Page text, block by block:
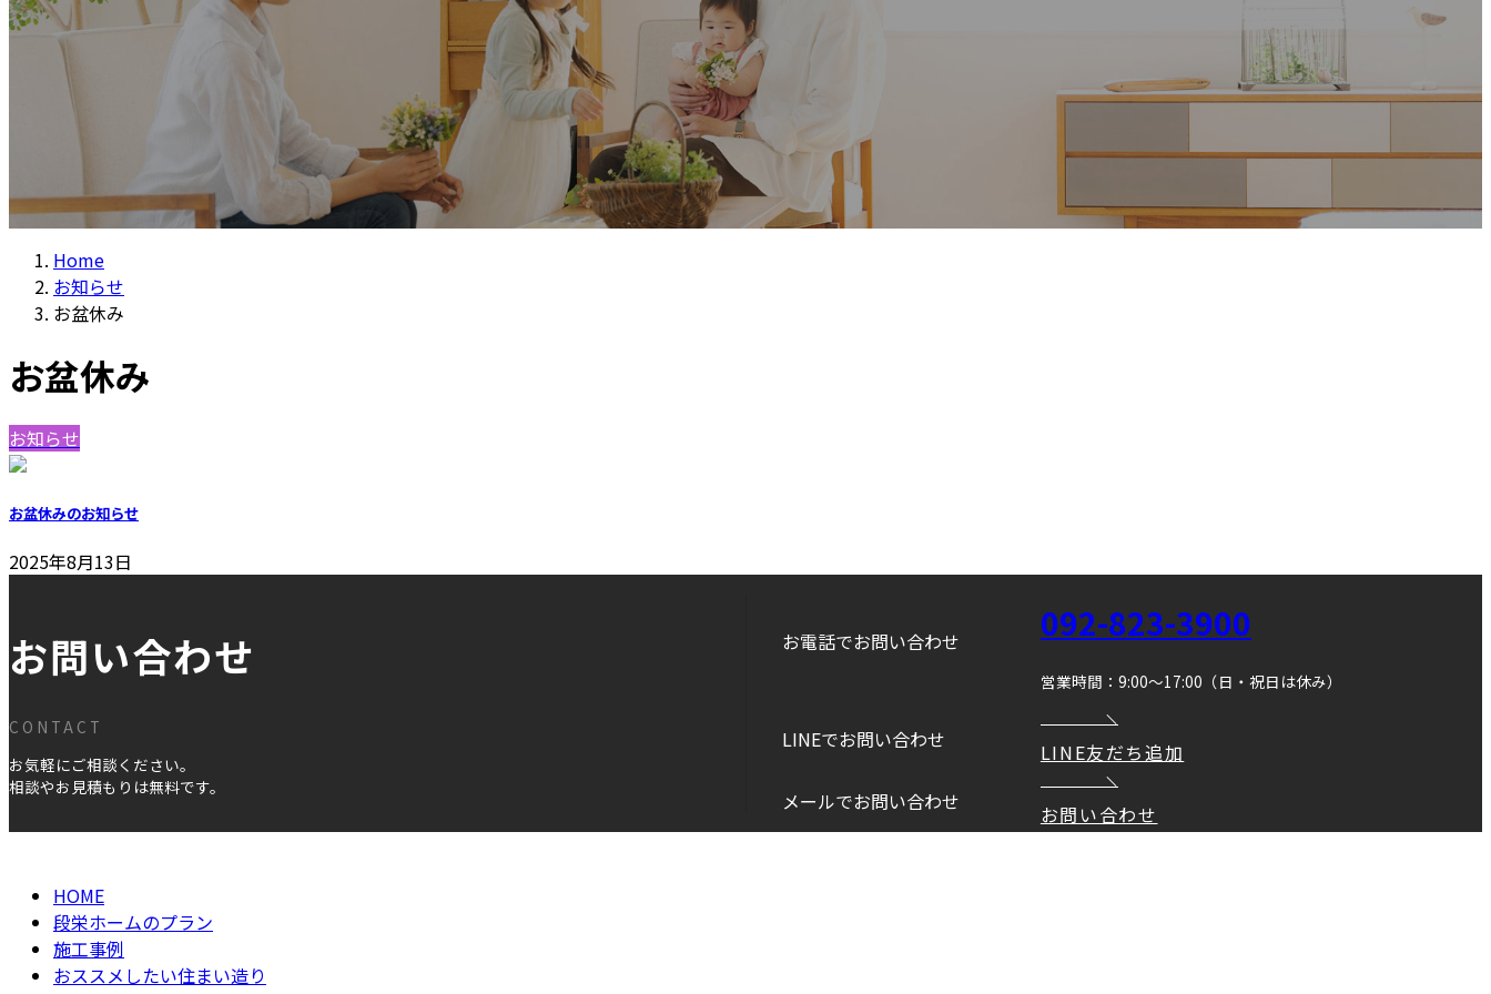
Home
お知らせ
お盆休み
お盆休み
お知らせ
お盆休みのお知らせ
2025年8月13日
お問い合わせ
CONTACT
お気軽にご相談ください。
相談やお見積もりは無料です。
お電話でお問い合わせ 092-823-3900
営業時間：9:00～17:00（日・祝日は休み）
LINEでお問い合わせ
LINE友だち追加
メールでお問い合わせ
お問い合わせ
HOME
段栄ホームのプラン
施工事例
おススメしたい住まい造り